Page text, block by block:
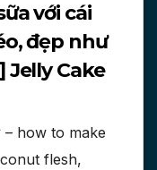
với cái
đẹp như
Cake
how to make
flesh,